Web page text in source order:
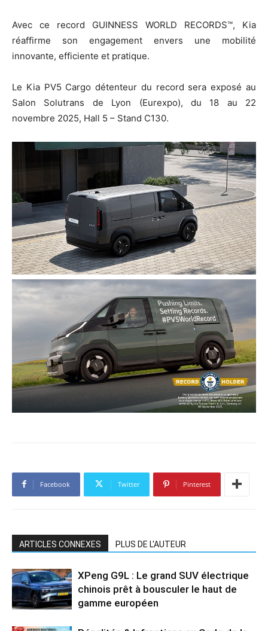
Avec ce record GUINNESS WORLD RECORDS™, Kia
réaffirme son engagement envers une mobilité
innovante, efficiente et pratique.
Le Kia PV5 Cargo détenteur du record sera exposé au
Salon Solutrans de Lyon (Eurexpo), du 18 au 22
novembre 2025, Hall 5 – Stand C130.
Facebook Twitter Pinterest
ARTICLES CONNEXES PLUS DE L'AUTEUR
XPeng G9L : Le grand SUV électrique
chinois prêt à bousculer le haut de
gamme européen